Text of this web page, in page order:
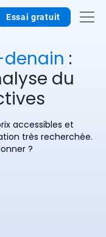
Essai gratuit
:
du
accessibles et
très recherchée.
?